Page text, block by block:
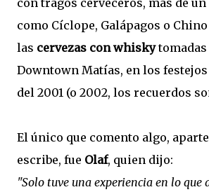
con tragos cerveceros, más de
como Cíclope, Galápagos o
las cervezas con whiskytomadas
Downtown Matías, en los
del 2001 (o 2002, los recuerdos
El único que comento algo,
escribe, fue Olaf, quien dijo:
"Solo tuve una experiencia en lo que